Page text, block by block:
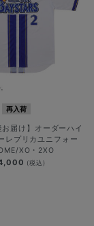
再入荷
お届け】オーダーハイ
レプリカユニフォー
XO・2XO
(税込)